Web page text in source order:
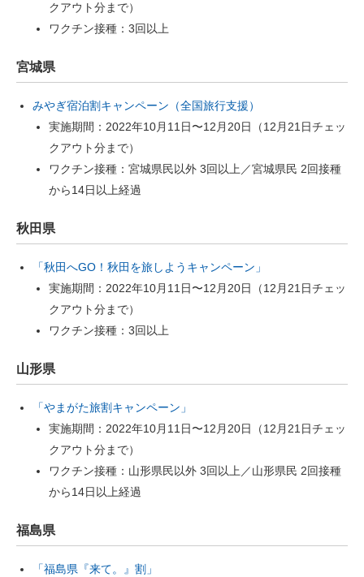
クアウト分まで）
ワクチン接種：3回以上
宮城県
みやぎ宿泊割キャンペーン（全国旅行支援）
実施期間：2022年10月11日〜12月20日（12月21日チェッ
クアウト分まで）
ワクチン接種：宮城県民以外 3回以上／宮城県民 2回接種
から14日以上経過
秋田県
「秋田へGO！秋田を旅しようキャンペーン」
実施期間：2022年10月11日〜12月20日（12月21日チェッ
クアウト分まで）
ワクチン接種：3回以上
山形県
「やまがた旅割キャンペーン」
実施期間：2022年10月11日〜12月20日（12月21日チェッ
クアウト分まで）
ワクチン接種：山形県民以外 3回以上／山形県民 2回接種
から14日以上経過
福島県
「福島県『来て。』割」